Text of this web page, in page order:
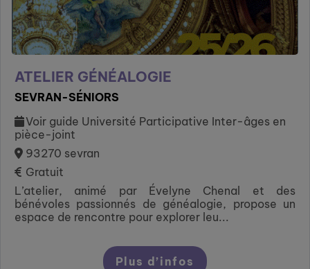
ATELIER GÉNÉALOGIE
SEVRAN-SÉNIORS
Voir guide Université Participative Inter-âges en
pièce-joint
93270 sevran
Gratuit
L’atelier, animé par Évelyne Chenal et des
bénévoles passionnés de généalogie, propose un
espace de rencontre pour explorer leu...
Plus d’infos